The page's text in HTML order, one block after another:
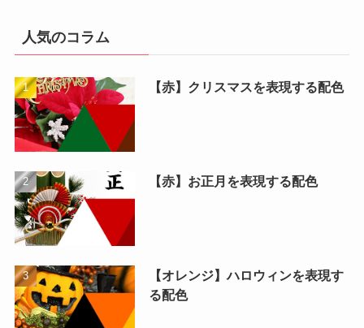
人気のコラム
【赤】クリスマスを表現する配色
【赤】お正月を表現する配色
【オレンジ】ハロウィンを表現す
る配色